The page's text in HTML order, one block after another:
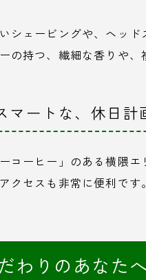
シェービングや、ヘッド
の持つ、繊細な香りや
マートな、休日計
ーコーヒー」のある横隈
クセスも非常に便利で
わりのあなた